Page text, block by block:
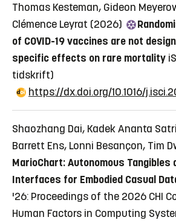
Thomas Kesteman, Gideon
Clémence Leyrat (2026)
of COVID-19 vaccines are not
specific effects on rare mortality
tidskrift)
https://dx.doi.org/10.1016/
Shaozhang Dai, Kadek Ananta
Barrett Ens, Lonni Besançon, Tim
MarioChart: Autonomous
Interfaces for Embodied Casual
'26: Proceedings of the 2026 CHI
Human Factors in Computing